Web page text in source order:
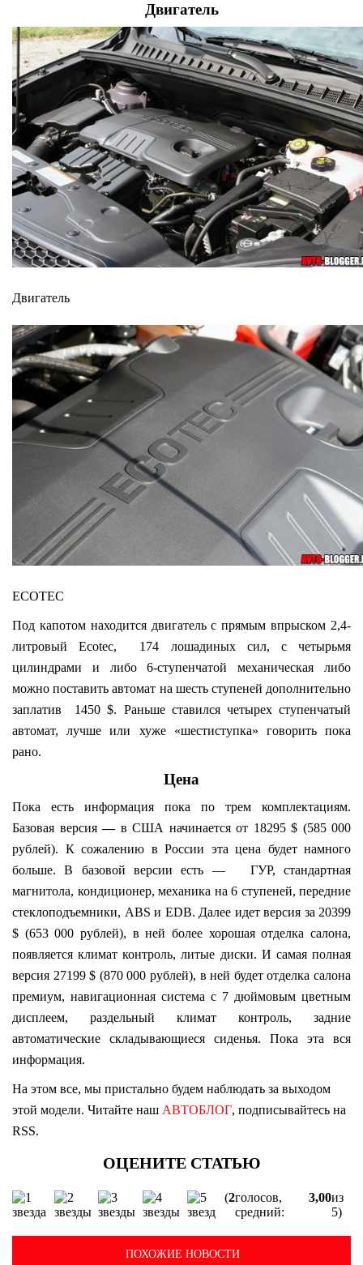
Двигатель
Двигатель
ECOTEC
Под капотом находится двигатель с прямым впрыском 2,4-
литровый Ecotec, 174 лошадиных сил, с четырьмя
цилиндрами и либо 6-ступенчатой механическая либо
можно поставить автомат на шесть ступеней дополнительно
заплатив 1450 $. Раньше ставился четырех ступенчатый
автомат, лучше или хуже «шестиступка» говорить пока
рано.
Цена
Пока есть информация пока по трем комплектациям.
Базовая версия—в США начинается от 18295 $ (585 000
рублей). К сожалению в России эта цена будет намного
больше. В базовой версии есть — ГУР, стандартная
магнитола, кондиционер, механика на 6 ступеней, передние
стеклоподъемники, ABS и EDB. Далее идет версия за 20399
$ (653 000 рублей), в ней более хорошая отделка салона,
появляется климат контроль, литые диски. И самая полная
версия 27199 $ (870 000 рублей), в ней будет отделка салона
премиум, навигационная система с 7 дюймовым цветным
дисплеем, раздельный климат контроль, задние
автоматические складывающиеся сиденья. Пока эта вся
информация.
На этом все, мы пристально будем наблюдать за выходом
этой модели. Читайте наш АВТОБЛОГ, подписывайтесь на
RSS.
(2голосов,
средний:
3,00из
5)
ПОХОЖИЕ НОВОСТИ